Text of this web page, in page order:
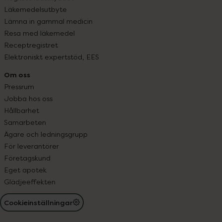
Läkemedelsutbyte
Lämna in gammal medicin
Resa med läkemedel
Receptregistret
Elektroniskt expertstöd, EES
Om oss
Pressrum
Jobba hos oss
Hållbarhet
Samarbeten
Ägare och ledningsgrupp
För leverantörer
Företagskund
Eget apotek
Glädjeeffekten
Cookieinställningar